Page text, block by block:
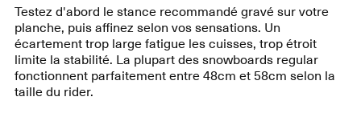
Testez d'abord le stance recommandé gravé sur votre
planche, puis affinez selon vos sensations. Un
écartement trop large fatigue les cuisses, trop étroit
limite la stabilité. La plupart des snowboards regular
fonctionnent parfaitement entre 48cm et 58cm selon la
taille du rider.